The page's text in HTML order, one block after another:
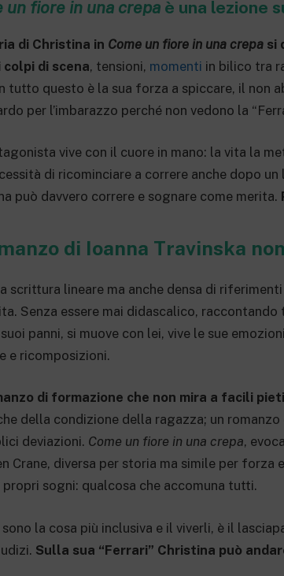
un fiore in una crepa è una lezione
di Christina in Come un fiore in una crepa si
colpi di scena, tensioni, momenti in bilico tra
tutto questo è la sua forza a spiccare, il non
per l’imbarazzo perché non vedono la
vive con il cuore in mano: la vita la
di ricominciare a correre anche dopo
può davvero correre e sognare come merita.
di Ioanna Travinska
scrittura lineare ma anche densa di
Senza essere mai didascalico,
panni, si muove con lei, vive le sue
e ricomposizioni.
di formazione che non mira a facili
della condizione della ragazza; un
deviazioni. Come un fiore in una crepa,
Crane, diversa per storia ma simile per
propri sogni: qualcosa che accomuna tutti.
sono la cosa più inclusiva e il viverli, è il
Sulla sua “Ferrari” Christina può